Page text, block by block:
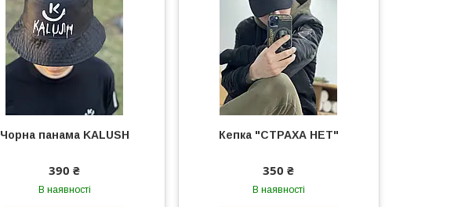
Чорна панама KALUSH
390 ₴
В наявності
Кепка "СТРАХА НЕТ"
350 ₴
В наявності